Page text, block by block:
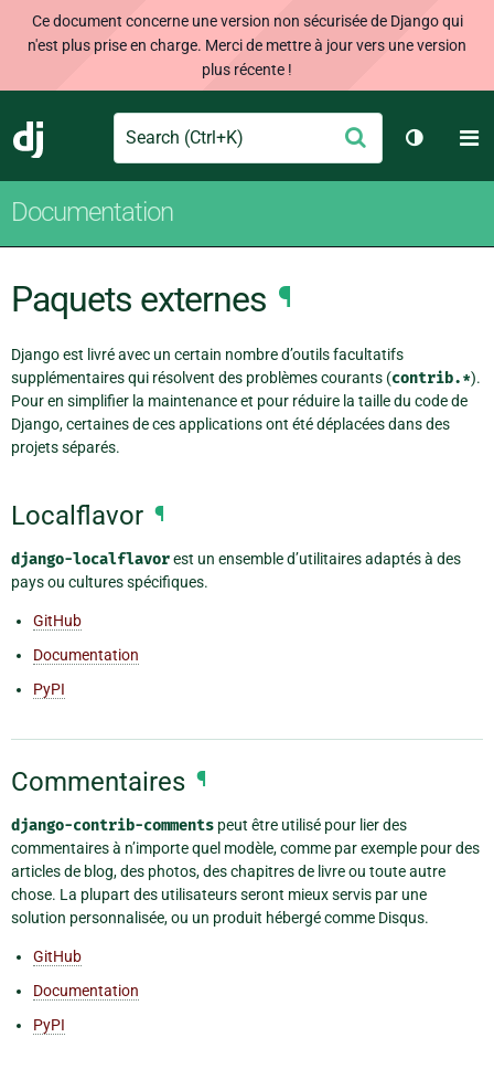
Ce document concerne une version non sécurisée de Django qui
n'est plus prise en charge. Merci de mettre à jour vers une version
plus récente !
Django
Search Envoyer
Changer
Documentation
Paquets externes ¶
Django est livré avec un certain nombre d’outils facultatifs
supplémentaires qui résolvent des problèmes courants (contrib.*).
Pour en simplifier la maintenance et pour réduire la taille du code de
Django, certaines de ces applications ont été déplacées dans des
projets séparés.
Localflavor ¶
django-localflavorest un ensemble d’utilitaires adaptés à des
pays ou cultures spécifiques.
GitHub
Documentation
PyPI
Commentaires ¶
django-contrib-comments peut être utilisé pour lier des
commentaires à n’importe quel modèle, comme par exemple pour des
articles de blog, des photos, des chapitres de livre ou toute autre
chose. La plupart des utilisateurs seront mieux servis par une
solution personnalisée, ou un produit hébergé comme Disqus.
GitHub
Documentation
PyPI